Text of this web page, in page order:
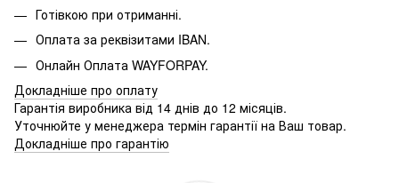
Готівкою при отриманні.
Оплата за реквізитами IBAN.
Онлайн Оплата WAYFORPAY.
Докладніше про оплату
Гарантія виробника від 14 днів до 12 місяців.
Уточнюйте у менеджера термін гарантії на Ваш товар.
Докладніше про гарантію